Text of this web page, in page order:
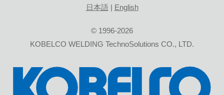
日本語| English
© 1996-2026
KOBELCO WELDING TechnoSolutions CO., LTD.